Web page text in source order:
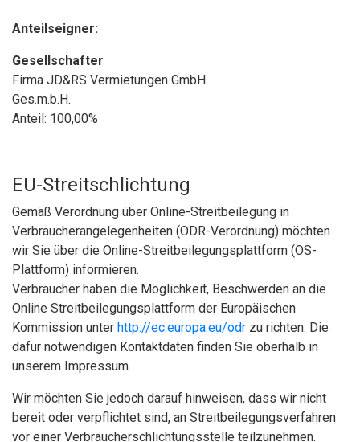
Anteilseigner:
Gesellschafter
Firma JD&RS Vermietungen GmbH
Ges.m.b.H.
Anteil: 100,00%
EU-Streitschlichtung
Gemäß Verordnung über Online-Streitbeilegung in
Verbraucherangelegenheiten (ODR-Verordnung) möchten
wir Sie über die Online-Streitbeilegungsplattform (OS-
Plattform) informieren.
Verbraucher haben die Möglichkeit, Beschwerden an die
Online Streitbeilegungsplattform der Europäischen
Kommission unter http://ec.europa.eu/odr zu richten. Die
dafür notwendigen Kontaktdaten finden Sie oberhalb in
unserem Impressum.
Wir möchten Sie jedoch darauf hinweisen, dass wir nicht
bereit oder verpflichtet sind, an Streitbeilegungsverfahren
vor einer Verbraucherschlichtungsstelle teilzunehmen.